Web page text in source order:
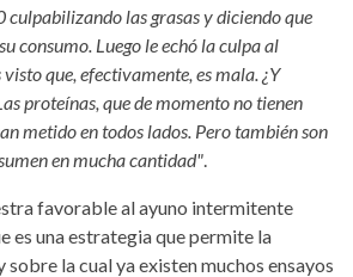
culpabilizando las grasas y diciendo que
consumo. Luego le echó la culpa al
que, efectivamente, es mala. ¿Y
proteínas, que de momento no tienen
metido en todos lados. Pero también son
en mucha cantidad"
favorable al ayuno intermitente
es una estrategia que permite la
la cual ya existen muchos ensayos